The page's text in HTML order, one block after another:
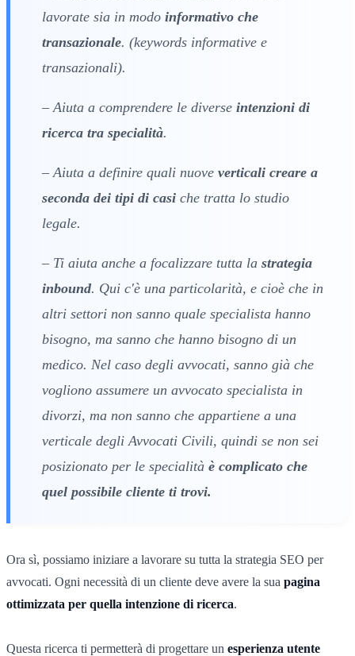
lavorate sia in modo informativo che
transazionale. (keywords informative e
transazionali).
– Aiuta a comprendere le diverse intenzioni di
ricerca tra specialità.
– Aiuta a definire quali nuove verticali creare a
seconda dei tipi di casi che tratta lo studio
legale.
– Ti aiuta anche a focalizzare tutta la strategia
inbound. Qui c'è una particolarità, e cioè che in
altri settori non sanno quale specialista hanno
bisogno, ma sanno che hanno bisogno di un
medico. Nel caso degli avvocati, sanno già che
vogliono assumere un avvocato specialista in
divorzi, ma non sanno che appartiene a una
verticale degli Avvocati Civili, quindi se non sei
posizionato per le specialità è complicato che
quel possibile cliente ti trovi.
Ora sì, possiamo iniziare a lavorare su tutta la strategia SEO per
avvocati. Ogni necessità di un cliente deve avere la sua pagina
ottimizzata per quella intenzione di ricerca.
Questa ricerca ti permetterà di progettare un esperienza utente